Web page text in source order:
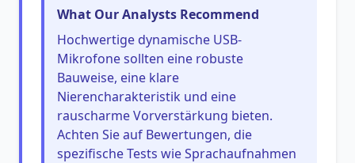
What Our Analysts Recommend
Hochwertige dynamische USB-
Mikrofone sollten eine robuste
Bauweise, eine klare
Nierencharakteristik und eine
rauscharme Vorverstärkung bieten.
Achten Sie auf Bewertungen, die
spezifische Tests wie Sprachaufnahmen